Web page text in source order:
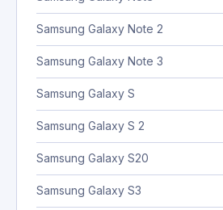
Samsung Galaxy Note 2
Samsung Galaxy Note 3
Samsung Galaxy S
Samsung Galaxy S 2
Samsung Galaxy S20
Samsung Galaxy S3